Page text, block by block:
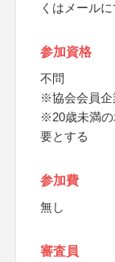
くはメール
参加資格
不問
※協会会員企
※20歳未満の
要とする
参加費
無し
審査員